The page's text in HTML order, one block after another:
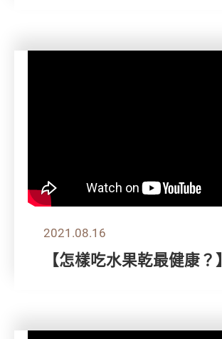
2021.08.16
【怎樣吃水果乾最健康？】